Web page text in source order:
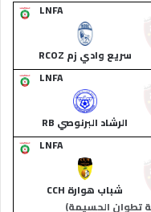
LNFA
سريع وادي زم RCOZ
LNFA
الرشاد البرنوصي RB
LNFA
شباب هوارة CCH
تطوان الحسيمة)